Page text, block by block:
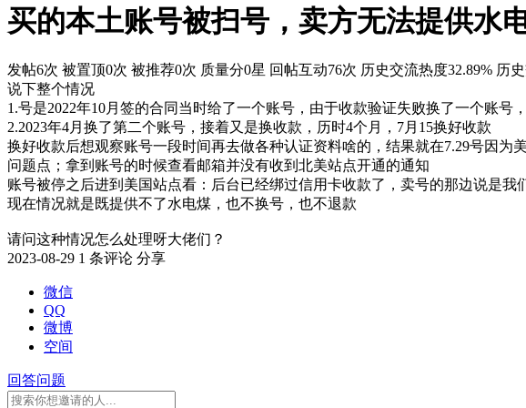
买的本土账号被扫号，卖方无法提供水
发帖6次 被置顶0次 被推荐0次 质量分0星 回帖互动76次 历史交流热度32.89% 历
说下整个情况
1.号是2022年10月签的合同当时给了一个账号，由于收款验证失败换了一个账号
2.2023年4月换了第二个账号，接着又是换收款，历时4个月，7月15换好收款
换好收款后想观察账号一段时间再去做各种认证资料啥的，结果就在7.29号因为
问题点；拿到账号的时候查看邮箱并没有收到北美站点开通的通知
账号被停之后进到美国站点看：后台已经绑过信用卡收款了，卖号的那边说是我
现在情况就是既提供不了水电煤，也不换号，也不退款
请问这种情况怎么处理呀大佬们？
2023-08-29 1 条评论 分享
微信
QQ
微博
空间
回答问题